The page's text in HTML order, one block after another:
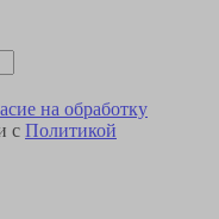
на обработку
с Политикой